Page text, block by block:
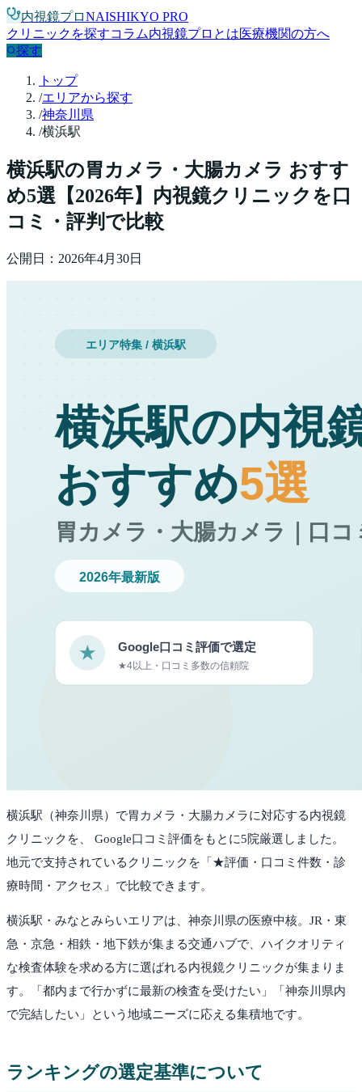
内視鏡プロNAISHIKYO PRO
クリニックを探すコラム内視鏡プロとは医療機関の方へ
探す
トップ
/エリアから探す
/神奈川県
/横浜駅
横浜駅の胃カメラ・大腸カメラ おすす
め5選【2026年】 内視鏡クリニックを口
コミ・評判で比較
公開日： 2026年4月30日
横浜駅 （神奈川県）で胃カメラ・大腸カメラに対応する内視鏡
クリニックを、 Google口コミ評価をもとに5院厳選しました。
地元で支持されているクリニックを「★評価・口コミ件数・診
療時間・アクセス」で比較できます。
横浜駅・みなとみらいエリアは、神奈川県の医療中核。JR・東
急・京急・相鉄・地下鉄が集まる交通ハブで、ハイクオリティ
な検査体験を求める方に選ばれる内視鏡クリニックが集まりま
す。「都内まで行かずに最新の検査を受けたい」「神奈川県内
で完結したい」という地域ニーズに応える集積地です。
ランキングの選定基準について